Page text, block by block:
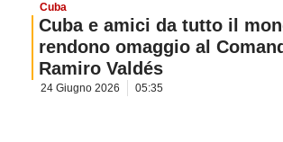
Cuba
Cuba e amici da tutto il
rendono omaggio al
Ramiro Valdés
24 Giugno 2026 05:35